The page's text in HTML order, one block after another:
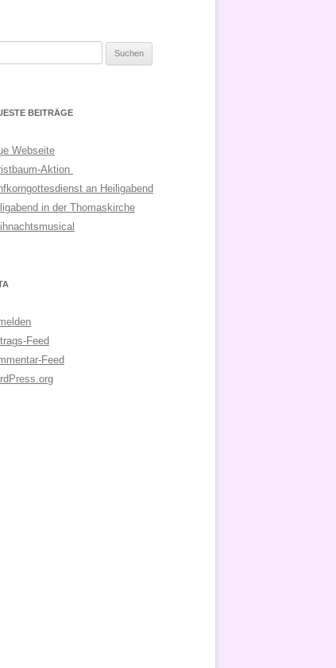
BEITRÄGE
Webseite
Aktion
an Heiligabend
in der Thomaskirche
Feed
Feed